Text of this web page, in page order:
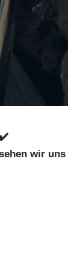
✔️
wir uns